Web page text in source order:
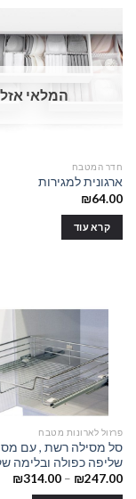
המלאי אזל
חדר המטבח
ארגונית למגירות
₪64.00
קרא עוד
פרזול לארונות מטבח
סל מסילה רשת , עם
שליפה כפולה ובלימה
₪247.00
–
₪314.00